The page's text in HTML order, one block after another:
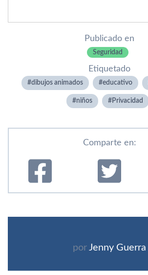
Publicado en
Seguridad
Etiquetado
dibujos animados educativo
niños Privacidad
Comparte en:
por Jenny Guerra